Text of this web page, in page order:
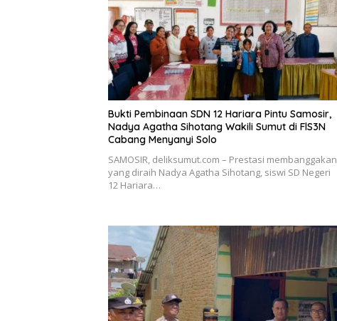
Bukti Pembinaan SDN 12 Hariara Pintu Samosir,
Nadya Agatha Sihotang Wakili Sumut di FlS3N
Cabang Menyanyi Solo
SAMOSIR, deliksumut.com – Prestasi membanggakan
yang diraih Nadya Agatha Sihotang, siswi SD Negeri
12 Hariara…